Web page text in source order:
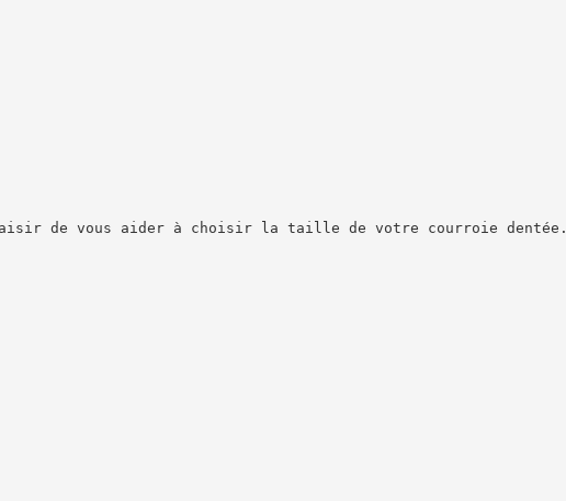
de vous aider à choisir la taille de votre courroie dentée.